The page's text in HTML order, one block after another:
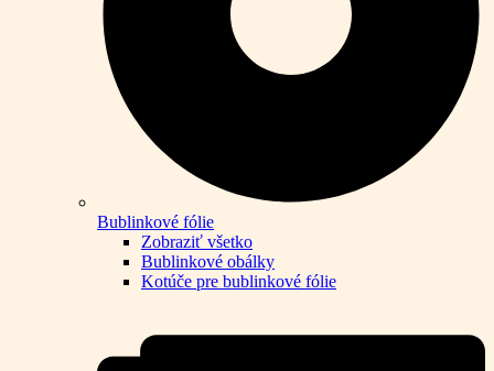
Bublinkové fólie
Zobraziť všetko
Bublinkové obálky
Kotúče pre bublinkové fólie